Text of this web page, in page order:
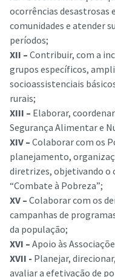
ocorrências desastrosas
comunidades e atender
períodos;
XII – Contribuir, com a
grupos específicos,
socioassistenciais
rurais;
XIII – Elaborar,
Segurança Alimentar e
XIV – Colaborar com os
planejamento,
diretrizes, objetivando o
“Combate à Pobreza”;
XV – Colaborar com os
campanhas de
da população;
XVI – Apoio às
XVII - Planejar,
avaliar a efetivação de